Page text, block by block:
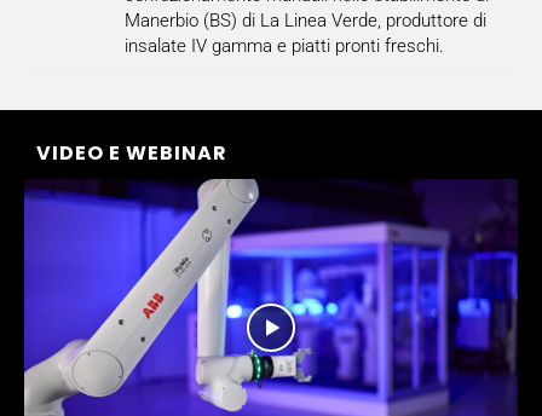
Manerbio (BS) di La Linea Verde, produttore di
insalate IV gamma e piatti pronti freschi.
VIDEO E WEBINAR